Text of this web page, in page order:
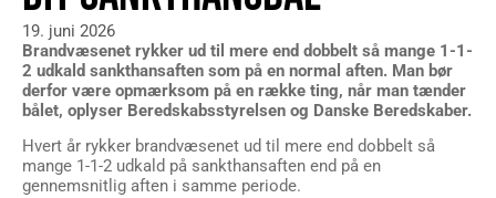
19. juni 2026
Brandvæsenet rykker ud til mere end dobbelt så mange 1-1-
2 udkald sankthansaften som på en normal aften. Man bør
derfor være opmærksom på en række ting, når man tænder
bålet, oplyser Beredskabsstyrelsen og Danske Beredskaber.
Hvert år rykker brandvæsenet ud til mere end dobbelt så
mange 1-1-2 udkald på sankthansaften end på en
gennemsnitlig aften i samme periode.